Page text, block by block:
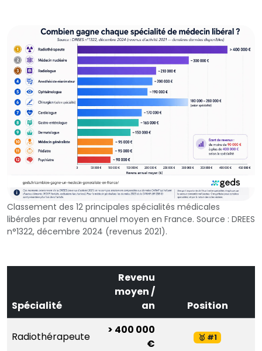
Classement des 12 principales spécialités médicales
libérales par revenu annuel moyen en France. Source : DREES
n°1322, décembre 2024 (revenus 2021).
Spécialité
Revenu
moyen /
an
Position
Radiothérapeute
> 400 000
€
🥇 #1